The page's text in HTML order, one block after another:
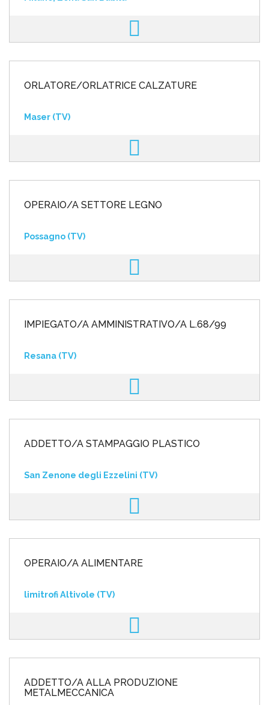
ORLATORE/ORLATRICE CALZATURE
Maser (TV)
OPERAIO/A SETTORE LEGNO
Possagno (TV)
IMPIEGATO/A AMMINISTRATIVO/A L.68/99
Resana (TV)
ADDETTO/A STAMPAGGIO PLASTICO
San Zenone degli Ezzelini (TV)
OPERAIO/A ALIMENTARE
limitrofi Altivole (TV)
ADDETTO/A ALLA PRODUZIONE
METALMECCANICA